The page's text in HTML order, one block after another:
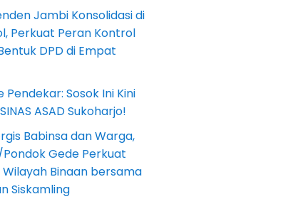
Jambi Konsolidasi di
Perkuat Peran Kontrol
DPD di Empat
Pendekar: Sosok Ini Kini
ASAD Sukoharjo!
Babinsa dan Warga,
Gede Perkuat
Binaan bersama
Siskamling